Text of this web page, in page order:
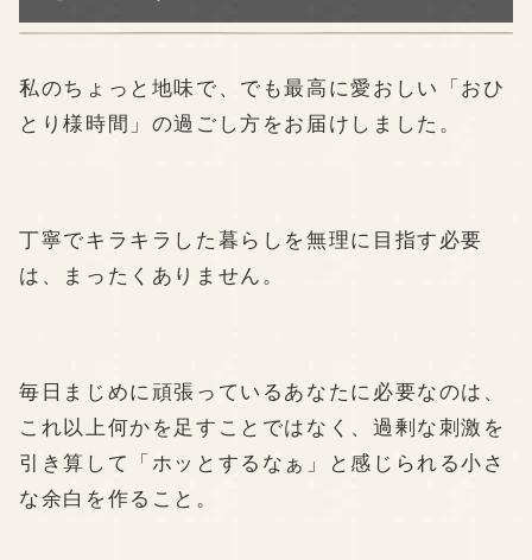
私のちょっと地味で、でも最高に愛おしい「おひ
とり様時間」の過ごし方をお届けしました。
丁寧でキラキラした暮らしを無理に目指す必要
は、まったくありません。
毎日まじめに頑張っているあなたに必要なのは、
これ以上何かを足すことではなく、過剰な刺激を
引き算して「ホッとするなぁ」と感じられる小さ
な余白を作ること。